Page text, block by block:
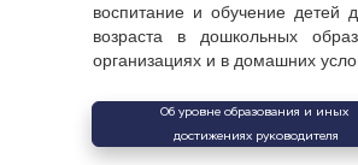
воспитание и обучение детей
возраста в дошкольных
организациях и в домашних
Об уровне образования и иных
достижениях руководителя